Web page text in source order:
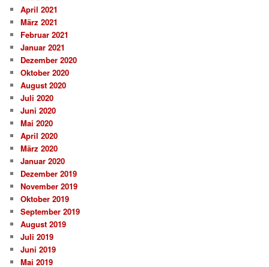
April 2021
März 2021
Februar 2021
Januar 2021
Dezember 2020
Oktober 2020
August 2020
Juli 2020
Juni 2020
Mai 2020
April 2020
März 2020
Januar 2020
Dezember 2019
November 2019
Oktober 2019
September 2019
August 2019
Juli 2019
Juni 2019
Mai 2019